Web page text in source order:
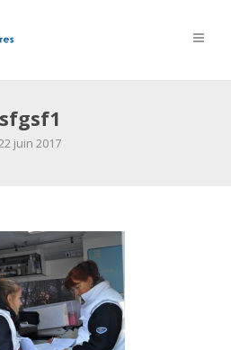
sfgsf1
juin 2017